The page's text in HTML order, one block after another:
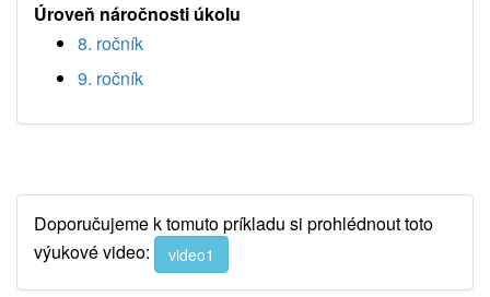
Úroveň náročnosti úkolu
8. ročník
9. ročník
Doporučujeme k tomuto príkladu si prohlédnout toto
výukové video:
video1